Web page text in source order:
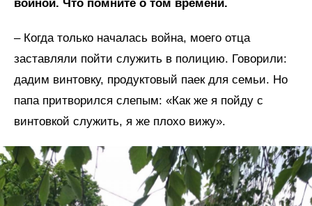
войной. Что помните о том времени.
– Когда только началась война, моего отца
заставляли пойти служить в полицию. Говорили:
дадим винтовку, продуктовый паек для семьи. Но
папа притворился слепым: «Как же я пойду с
винтовкой служить, я же плохо вижу».